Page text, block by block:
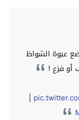
عبوة الشواظ
أو فزع !
— Saeed Ziad |